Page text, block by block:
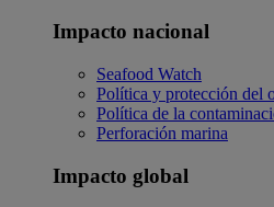
Impacto nacional
Seafood Watch
Política y protección del
Política de la
Perforación marina
Impacto global